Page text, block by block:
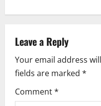
a
v
i
g
Leave a Reply
Your email address
fields are marked *
Comment*